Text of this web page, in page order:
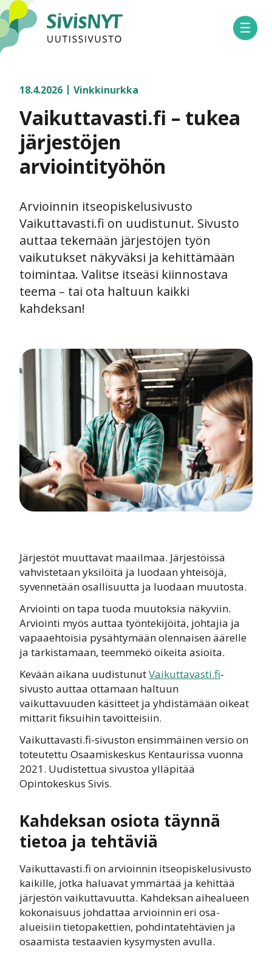
SivisNYT
Avaa
18.4.2026 Vinkkinurkka
Vaikuttavasti.fi – tukea
järjestöjen
arviointityöhön
Arvioinnin itseopiskelusivusto
Vaikuttavasti.fi on uudistunut. Sivusto
auttaa tekemään järjestöjen työn
vaikutukset näkyväksi ja kehittämään
toimintaa. Valitse itseäsi kiinnostava
teema – tai ota haltuun kaikki
kahdeksan!
Järjestöt muuttavat maailmaa. Järjestöissä
vahvistetaan yksilöitä ja luodaan yhteisöjä,
syvennetään osallisuutta ja luodaan muutosta.
Arviointi on tapa tuoda muutoksia näkyviin.
Arviointi myös auttaa työntekijöitä, johtajia ja
vapaaehtoisia pysähtymään olennaisen äärelle
ja tarkistamaan, teemmekö oikeita asioita.
Kevään aikana uudistunutVaikuttavasti.fi-
sivusto auttaa ottamaan haltuun
vaikuttavuuden käsitteet ja yhdistämään oikeat
mittarit fiksuihin tavoitteisiin.
Vaikuttavasti.fi-sivuston ensimmäinen versio on
toteutettu Osaamiskeskus Kentaurissa vuonna
2021. Uudistettua sivustoa ylläpitää
Opintokeskus Sivis.
Kahdeksan osiota täynnä
tietoa ja tehtäviä
Vaikuttavasti.fi on arvioinnin itseopiskelusivusto
kaikille, jotka haluavat ymmärtää ja kehittää
järjestön vaikuttavuutta. Kahdeksan aihealueen
kokonaisuus johdattaa arvioinnin eri osa-
alueisiin tietopakettien, pohdintatehtävien ja
osaamista testaavien kysymysten avulla.